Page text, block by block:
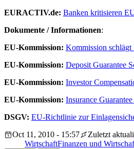
EURACTIV.de: Banken kritisieren
Dokumente / Informationen:
EU-Kommission: Kommission schlägt
EU-Kommission: Deposit Guarantee
EU-Kommission: Investor
EU-Kommission: Insurance
DSGV: EU-Richtlinie zur
Oct 11, 2010 - 15:57
Zuletzt
WirtschaftFinanzen und